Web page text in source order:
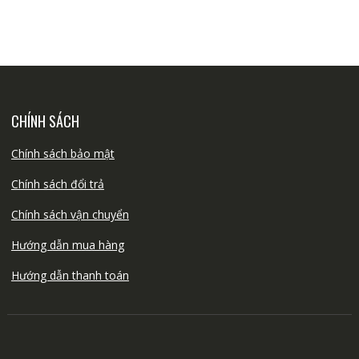
CHÍNH SÁCH
Chính sách bảo mật
Chính sách đổi trả
Chính sách vận chuyển
Hướng dẫn mua hàng
Hướng dẫn thanh toán